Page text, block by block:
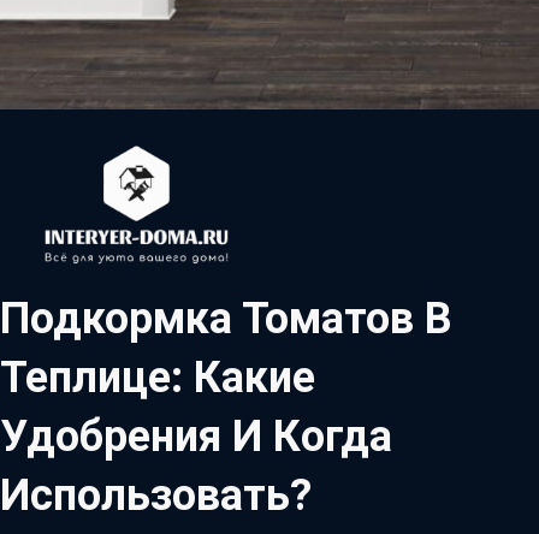
Подкормка Томатов В
Теплице: Какие
Удобрения И Когда
Использовать?